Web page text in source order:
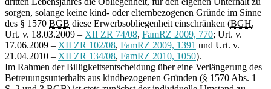
sorgen, solange keine kind- oder elternbezogenen Gründe im Sinne
des § 1570 BGB diese Erwerbsobliegenheit einschränken (BGH,
Urt. v. 18.03.2009 – XII ZR 74/08, FamRZ 2009, 770; Urt. v.
17.06.2009 – XII ZR 102/08, FamRZ 2009, 1391 und Urt. v.
21.04.2010 – XII ZR 134/08, FamRZ 2010, 1050).
Im Rahmen der Billigkeitsentscheidung über eine Verlängerung des
Betreuungsunterhalts aus kindbezogenen Gründen (§ 1570 Abs. 1